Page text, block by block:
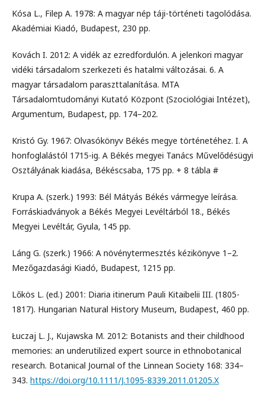
Kósa L., Filep A. 1978: A magyar nép táji-történeti tagolódása.
Akadémiai Kiadó, Budapest, 230 pp.
Kovách I. 2012: A vidék az ezredfordulón. A jelenkori magyar
vidéki társadalom szerkezeti és hatalmi változásai. 6. A
magyar társadalom paraszttalanítása. MTA
Társadalomtudományi Kutató Központ (Szociológiai Intézet),
Argumentum, Budapest, pp. 174–202.
Kristó Gy. 1967: Olvasókönyv Békés megye történetéhez. I. A
honfoglalástól 1715-ig. A Békés megyei Tanács Művelődésügyi
Osztályának kiadása, Békéscsaba, 175 pp. + 8 tábla #
Krupa A. (szerk.) 1993: Bél Mátyás Békés vármegye leírása.
Forráskiadványok a Békés Megyei Levéltárból 18., Békés
Megyei Levéltár, Gyula, 145 pp.
Láng G. (szerk.) 1966: A növénytermesztés kézikönyve 1–2.
Mezőgazdasági Kiadó, Budapest, 1215 pp.
Lőkös L. (ed.) 2001: Diaria itinerum Pauli Kitaibelii III. (1805-
1817). Hungarian Natural History Museum, Budapest, 460 pp.
Łuczaj L. J., Kujawska M. 2012: Botanists and their childhood
memories: an underutilized expert source in ethnobotanical
research. Botanical Journal of the Linnean Society 168: 334–
343. https://doi.org/10.1111/J.1095-8339.2011.01205.X